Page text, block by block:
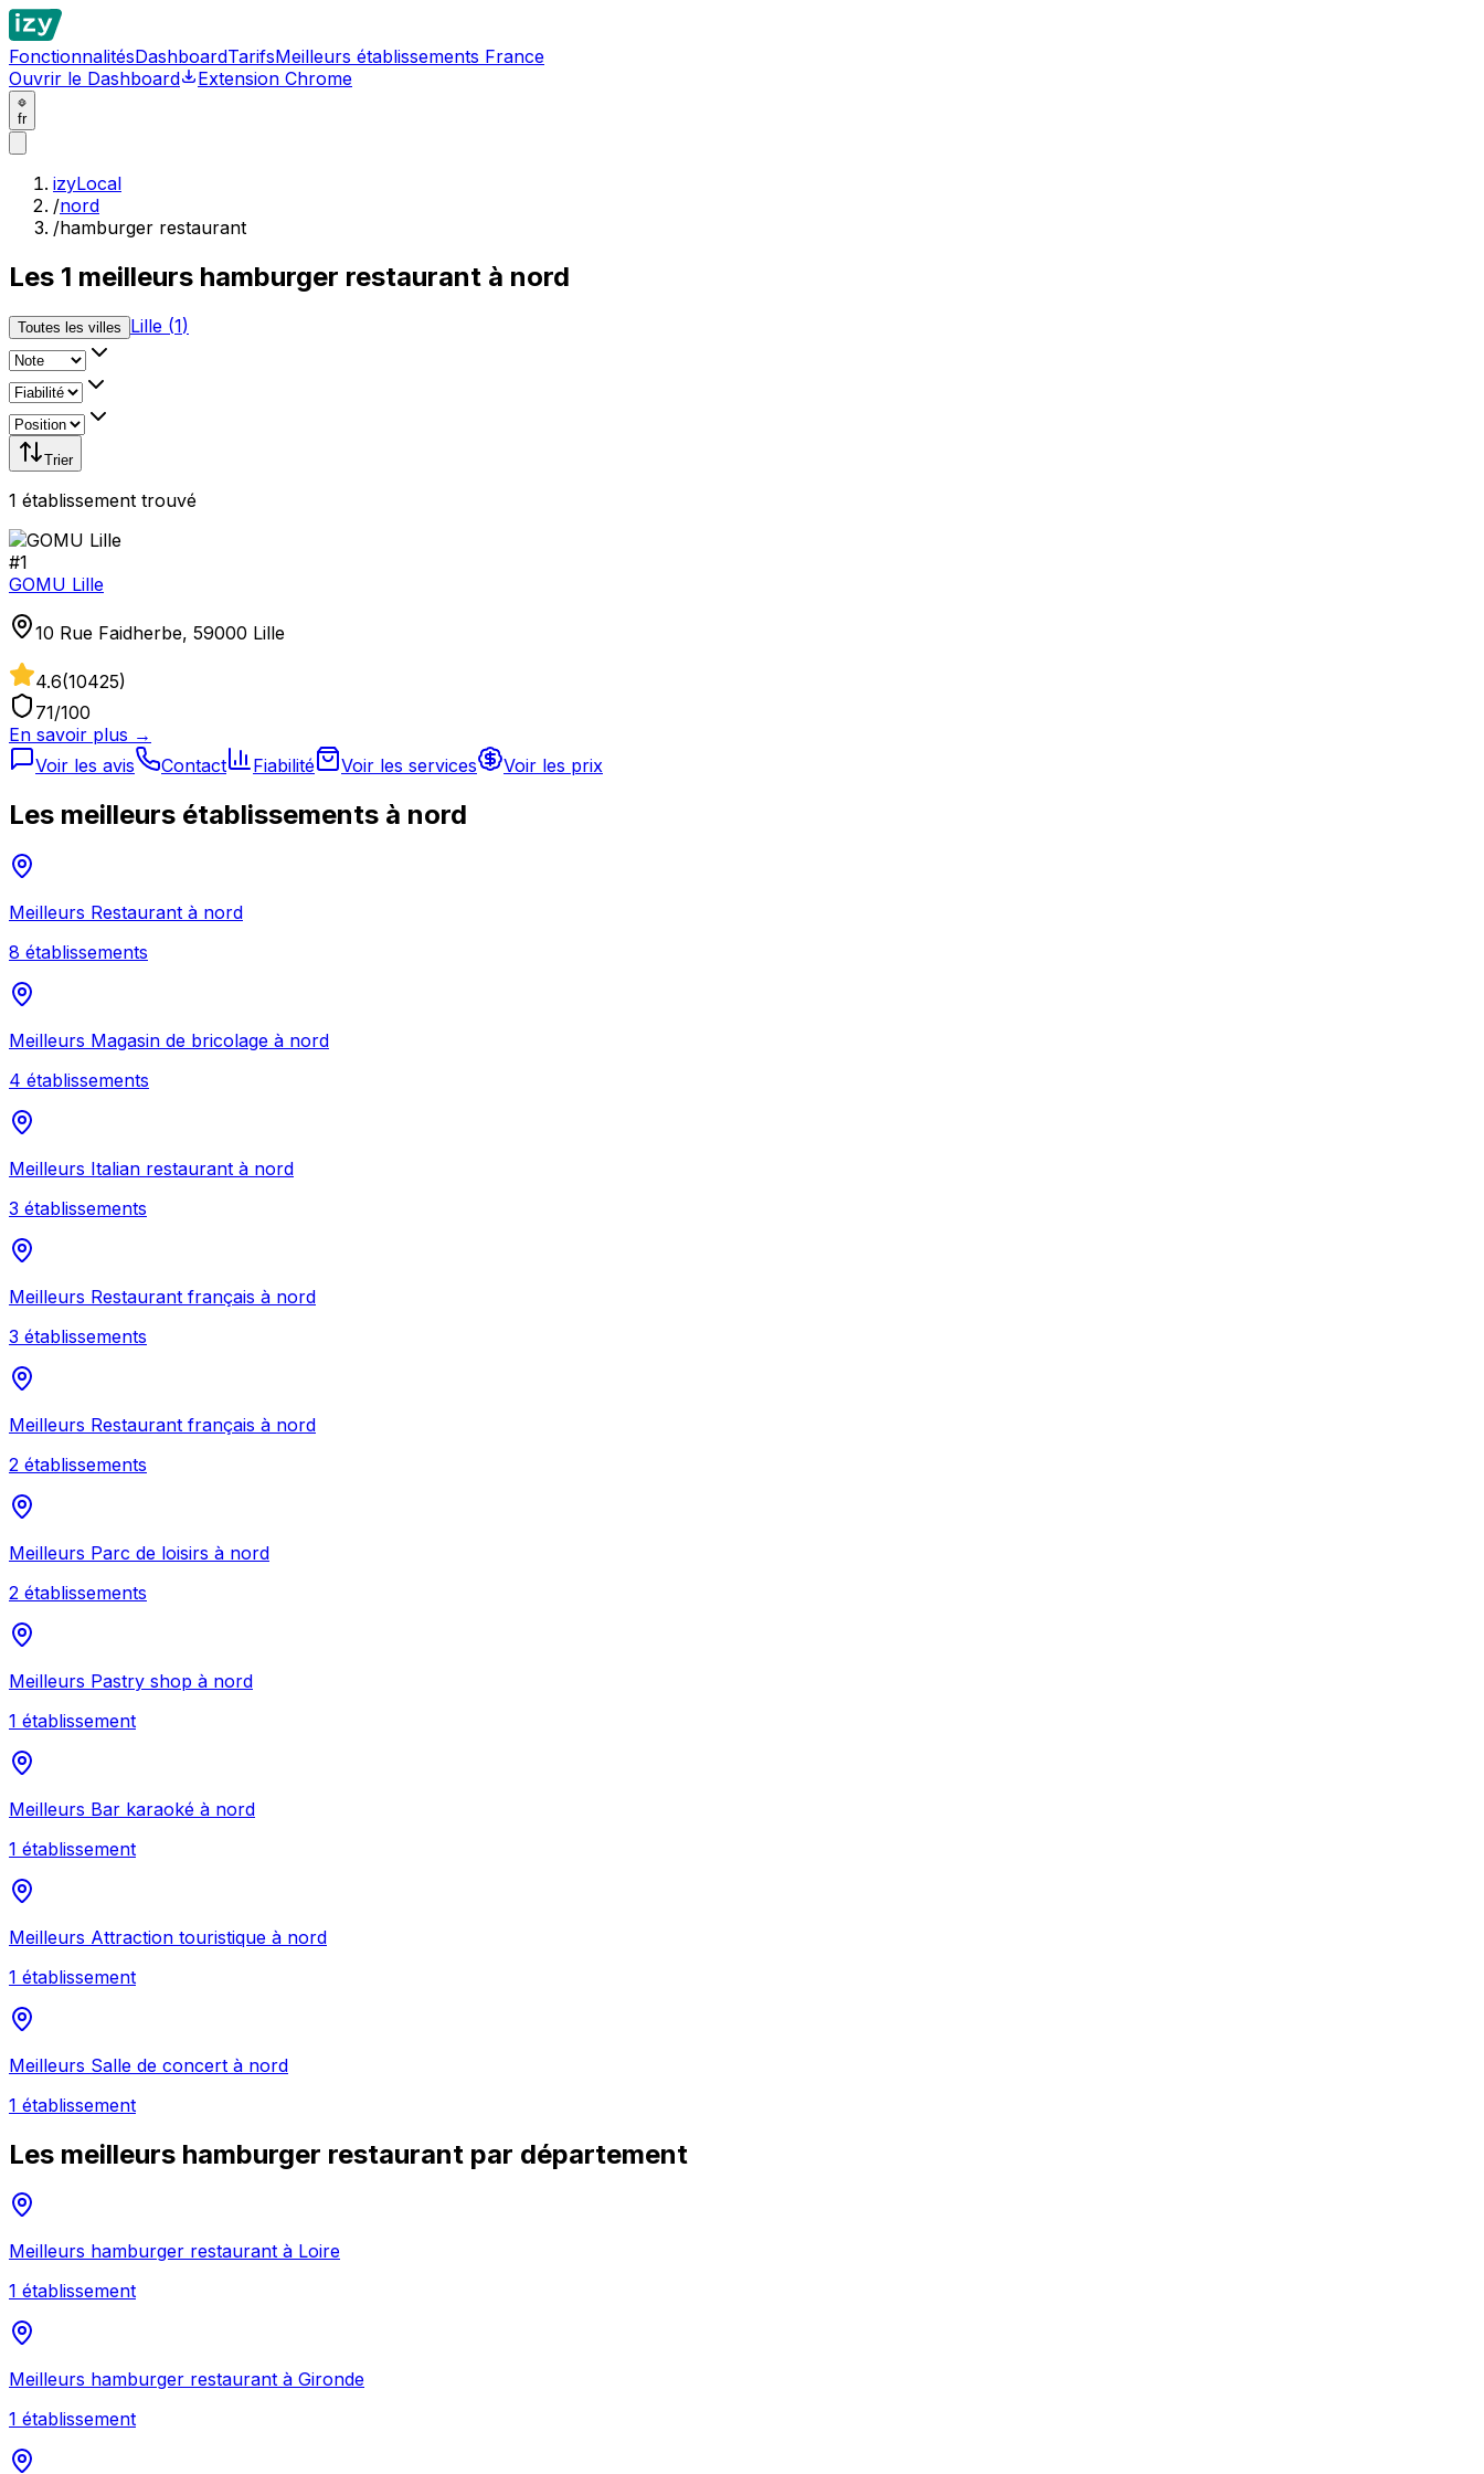
FonctionnalitésDashboardTarifsMeilleurs établissements France
Ouvrir le Dashboard
Extension Chrome
fr
izyLocal
/nord
/hamburger restaurant
Les 1 meilleurs hamburger restaurant à nord
Toutes les villes Lille (1)
Trier
1 établissement trouvé
#1
GOMU Lille
10 Rue Faidherbe, 59000 Lille
4.6(10425)
71/100
En savoir plus →
Voir les avis
Contact Fiabilité Voir les services Voir les prix
Les meilleurs établissements à nord
Meilleurs Restaurant à nord
8 établissements
Meilleurs Magasin de bricolage à nord
4 établissements
Meilleurs Italian restaurant à nord
3 établissements
Meilleurs Restaurant français à nord
3 établissements
Meilleurs Restaurant français à nord
2 établissements
Meilleurs Parc de loisirs à nord
2 établissements
Meilleurs Pastry shop à nord
1 établissement
Meilleurs Bar karaoké à nord
1 établissement
Meilleurs Attraction touristique à nord
1 établissement
Meilleurs Salle de concert à nord
1 établissement
Les meilleurs hamburger restaurant par département
Meilleurs hamburger restaurant à Loire
1 établissement
Meilleurs hamburger restaurant à Gironde
1 établissement